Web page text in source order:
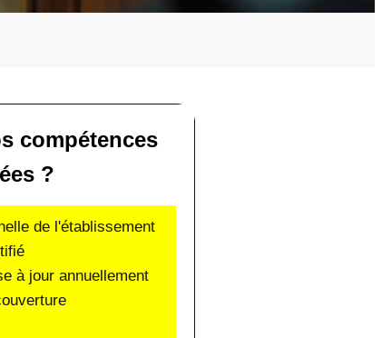
compétences
?
de l'établissement
à jour annuellement